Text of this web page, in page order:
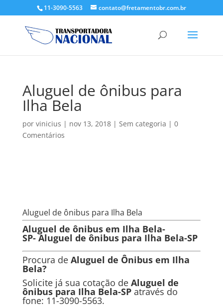
11-3090-5563 contato@fretamentobr.com.br
Aluguel de ônibus para
Ilha Bela
por vinicius | nov 13, 2018| Sem categoria | 0
Comentários
Aluguel de ônibus para Ilha Bela
Aluguel de ônibus em Ilha Bela-
SP-Aluguel de ônibus para Ilha Bela-SP
Procura de Aluguel de Ônibus em Ilha
Bela?
Solicite já sua cotação de Aluguel de
ônibus para Ilha Bela-SPatravés do
fone: 11-3090-5563.